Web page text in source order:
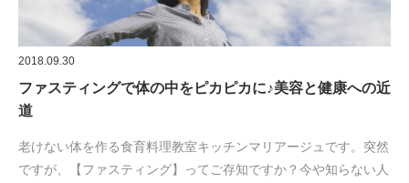
2018.09.30
ファスティングで体の中をピカピカに♪美容と健康への近
道
老けない体を作る食育料理教室キッチンマリアージュです。突然
ですが、【ファスティング】ってご存知ですか？今や知らない人